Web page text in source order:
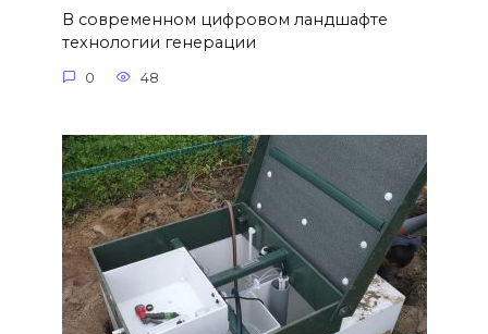
В современном цифровом ландшафте
технологии генерации
0 48